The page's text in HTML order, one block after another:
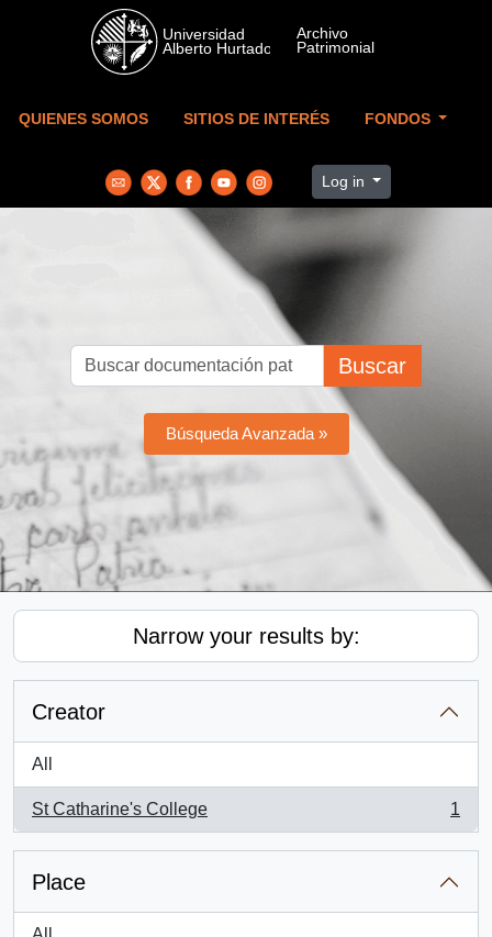
Skip to main content
QUIENES SOMOS SITIOS DE INTERÉS FONDOS
Log in
Buscar
Búsqueda Avanzada »
Narrow your results by:
Creator
All
St Catharine's College
, 1 results
1
Place